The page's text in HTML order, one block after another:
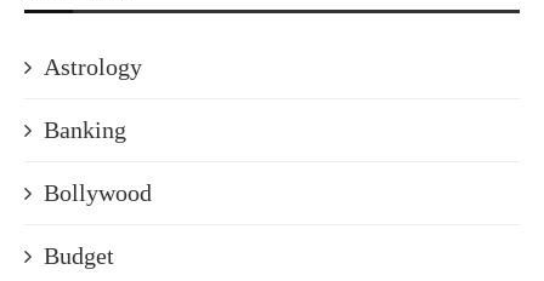
Astrology
Banking
Bollywood
Budget